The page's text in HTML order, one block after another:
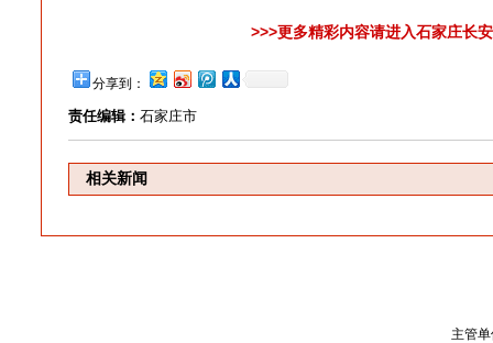
>>>更多精彩内容请进入石家庄长
分享到：
责任编辑： 石家庄市
相关新闻
主管